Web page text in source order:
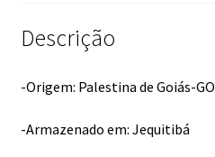
Descrição
-Origem: Palestina de Goiás-GO
-Armazenado em: Jequitibá